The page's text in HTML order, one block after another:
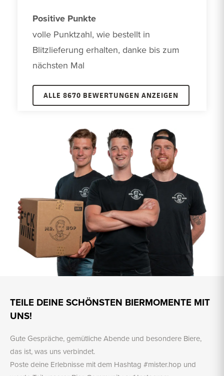
Positive Punkte
volle Punktzahl, wie bestellt in
Blitzlieferung erhalten, danke bis zum
nächsten Mal
ALLE 8670 BEWERTUNGEN ANZEIGEN
TEILE DEINE SCHÖNSTEN BIERMOMENTE MIT
UNS!
Gute Gespräche, gemütliche Abende und besondere Biere,
das ist, was uns verbindet.
Poste deine Erlebnisse mit dem Hashtag #mister.hop und